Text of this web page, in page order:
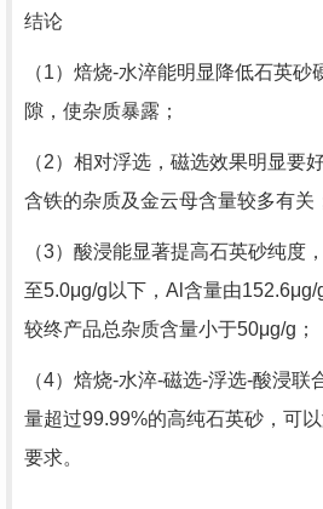
结论
（1）焙烧-水淬能明显降低石英
隙，使杂质暴露；
（2）相对浮选，磁选效果明显要
含铁的杂质及金云母含量较多有关
（3）酸浸能显著提高石英砂纯度
至5.0μg/g以下，Al含量由152.6μg/
较终产品总杂质含量小于50μg/g；
（4）焙烧-水淬-磁选-浮选-酸浸
量超过99.99%的高纯石英砂，可
要求。